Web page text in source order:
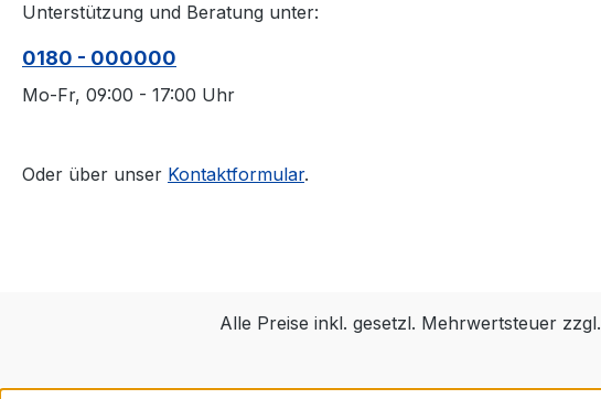
Unterstützung und Beratung unter:
0180 - 000000
Mo-Fr, 09:00 - 17:00 Uhr
Oder über unser Kontaktformular.
Alle Preise inkl. gesetzl. Mehrwertsteuer zzgl.